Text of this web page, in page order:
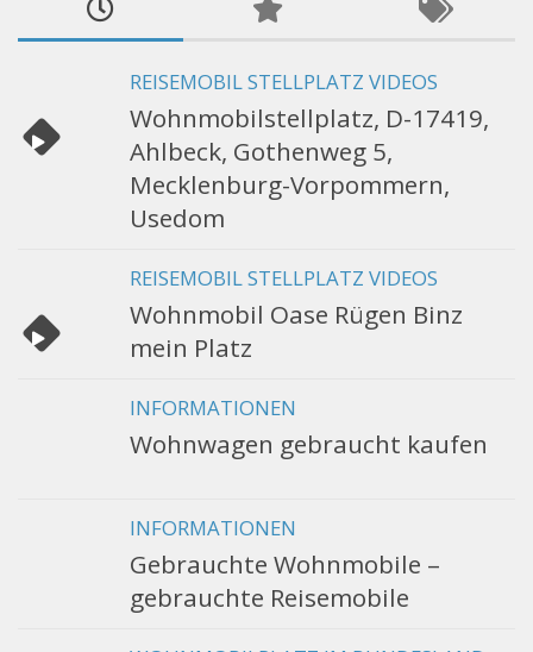
REISEMOBIL STELLPLATZ VIDEOS
Wohnmobilstellplatz, D-17419,
Ahlbeck, Gothenweg 5,
Mecklenburg-Vorpommern,
Usedom
REISEMOBIL STELLPLATZ VIDEOS
Wohnmobil Oase Rügen Binz
mein Platz
INFORMATIONEN
Wohnwagen gebraucht kaufen
INFORMATIONEN
Gebrauchte Wohnmobile –
gebrauchte Reisemobile